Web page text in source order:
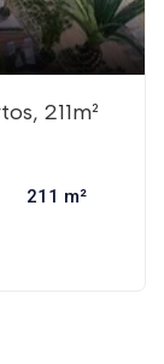
211m²
211 m²